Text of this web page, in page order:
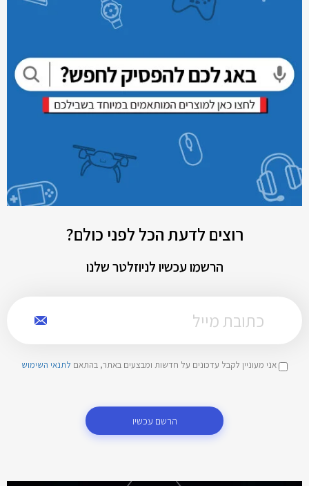
רוצים לדעת הכל לפני כולם?
הרשמו עכשיו לניוזלטר שלנו
אני מעוניין לקבל עדכונים על חדשות ומבצעים באתר, בהתאם לתנאי השימוש
הרשם עכשיו